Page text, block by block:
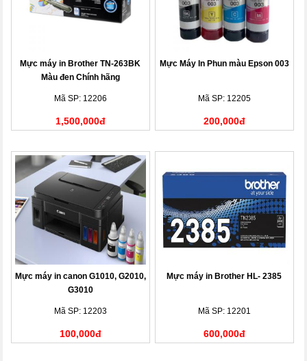
Mực máy in Brother TN-263BK
Màu đen Chính hãng
Mã SP: 12206
1,500,000đ
Mực Máy In Phun màu Epson 003
Mã SP: 12205
200,000đ
Mực máy in canon G1010, G2010,
G3010
Mã SP: 12203
100,000đ
Mực máy in Brother HL- 2385
Mã SP: 12201
600,000đ